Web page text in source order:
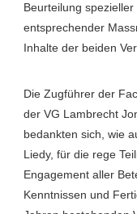
Beurteilung
entsprechender
Inhalte der beiden
Die Zugführer der
der VG Lambrecht
bedankten sich, wie
Liedy, für die rege
Engagement aller
Kenntnissen und